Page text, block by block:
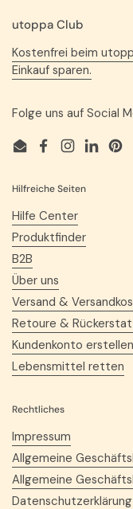
utoppa Club
Kostenfrei beim
Einkauf sparen.
Folge uns auf Social
EmailFacebook
Instagram
Hilfreiche Seiten
Hilfe Center
Produktfinder
B2B
Über uns
Versand &
Retoure &
Kundenkonto erstellen
Lebensmittel retten
Rechtliches
Impressum
Allgemeine
Allgemeine
Datenschutzerklärung